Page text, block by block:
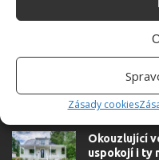
Zásady cookies
SOUVISEJÍCÍ ČLÁNKY
Okouzlující
uspokojí i ty